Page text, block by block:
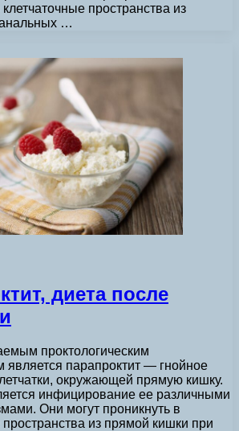
пространства из
…
диета после
проктологическим
является парапроктит — гнойное
окружающей прямую кишку.
инфицирование ее различными
Они могут проникнуть в
пространства из прямой кишки при